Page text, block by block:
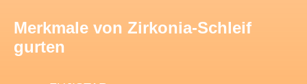
Merkmale von Zirkonia-Schleif
gurten